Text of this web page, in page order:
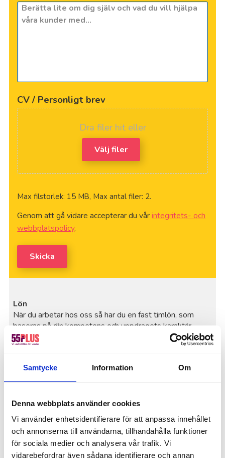
Samtycke Information Om
Denna webbplats använder cookies
Vi använder enhetsidentifierare för att anpassa innehållet
och annonserna till användarna, tillhandahålla funktioner
för sociala medier och analysera vår trafik. Vi
vidarebefordrar även sådana identifierare och annan
CV / Personligt brev
Dra filer hit eller
Välj filer
Max filstorlek: 15 MB, Max antal filer: 2.
Genom att gå vidare accepterar du vårintegritets- och
webbplatspolicy.
Skicka
Lön
När du arbetar hos oss så har du en fast timlön, som
baseras på din kompetens och uppdragets karaktär.
Självklart är din lön och semesterersättning
avtalsenliga. Lönen betalas ut månadsvis i efterskott där
lönespecifikation skickas hem till dig några dagar innan
utbetalning.
Körersättning
Körersättning utgår när du tar dig till och från samt
mellan kunderna. Ersättningen utgår från skatteverkets
regler, mer information finns på Skatteverkets hemsida.
Försäkring och personlig säkerhet